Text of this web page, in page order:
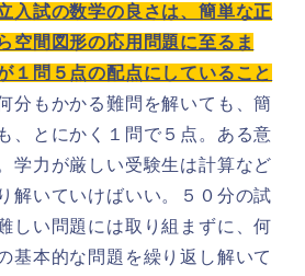
入試の数学の良さは、簡単な正
空間図形の応用問題に至るま
１問５点の配点にしていること
分もかかる難問を解いても、簡
、とにかく１問で５点。ある意
学力が厳しい受験生は計算など
解いていけばいい。５０分の試
しい問題には取り組まずに、何
基本的な問題を繰り返し解いて